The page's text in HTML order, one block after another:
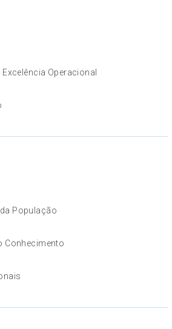
Operacional
População
Conhecimento